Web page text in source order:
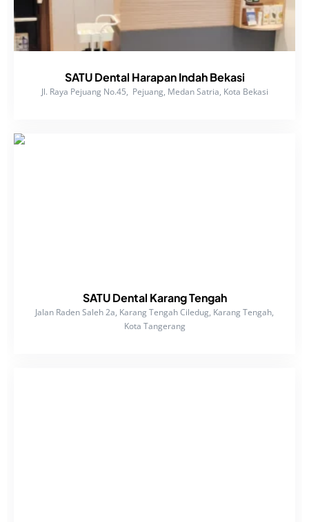
SATU Dental Harapan Indah Bekasi
Jl. Raya Pejuang No.45, Pejuang, Medan Satria, Kota Bekasi
SATU Dental Karang Tengah
Jalan Raden Saleh 2a, Karang Tengah Ciledug, Karang Tengah,
Kota Tangerang